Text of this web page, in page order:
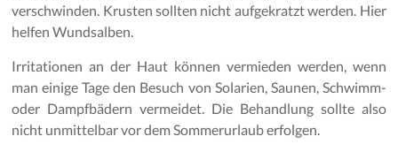
verschwinden. Krusten sollten nicht aufgekratzt werden. Hier
helfen Wundsalben.
Irritationen an der Haut können vermieden werden, wenn
man einige Tage den Besuch von Solarien, Saunen, Schwimm-
oder Dampfbädern vermeidet. Die Behandlung sollte also
nicht unmittelbar vor dem Sommerurlaub erfolgen.